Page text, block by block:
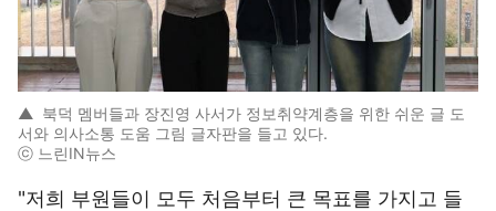
▲ 북덕 멤버들과 장진영 사서가 정보취약계층을 위한 쉬운 글 도
서와 의사소통 도움 그림 글자판을 들고 있다.
ⓒ 느린IN뉴스
"저희 부원들이 모두 처음부터 큰 목표를 가지고 들